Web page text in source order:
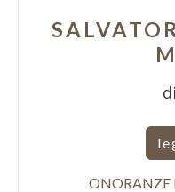
ONORANZE